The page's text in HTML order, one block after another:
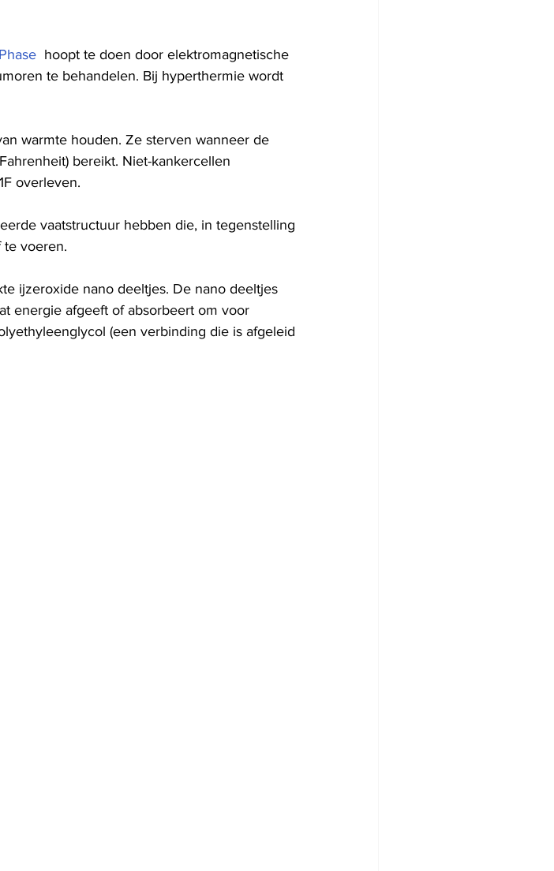
  hoopt te doen door elektromagnetische
te behandelen. Bij hyperthermie wordt
warmte houden. Ze sterven wanneer de
bereikt. Niet-kankercellen
overleven.
vaatstructuur hebben die, in tegenstelling
te voeren.
ijzeroxide nano deeltjes. De nano deeltjes
energie afgeeft of absorbeert om voor
(een verbinding die is afgeleid